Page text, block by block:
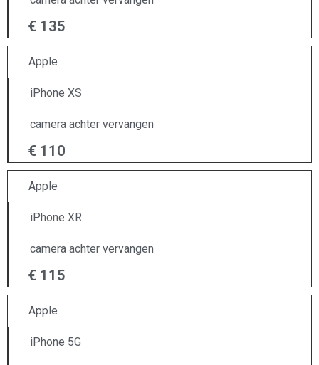
€ 135
Apple
iPhone XS
camera achter vervangen
€ 110
Apple
iPhone XR
camera achter vervangen
€ 115
Apple
iPhone 5G